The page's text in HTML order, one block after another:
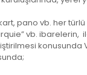
pano vb. her
vb. ibarelerin,